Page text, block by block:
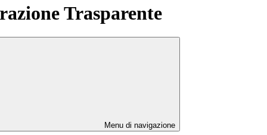
Trasparente
Menu di navigazione